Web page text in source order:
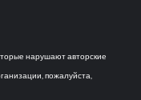
нарушают авторские
пожалуйста,